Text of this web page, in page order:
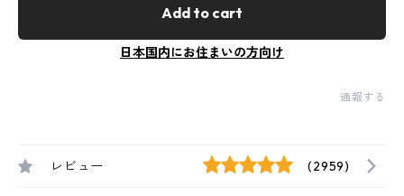
Add to cart
日本国内にお住まいの方向け
通報する
レビュー (2959)